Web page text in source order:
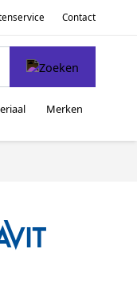
Contact
Merken